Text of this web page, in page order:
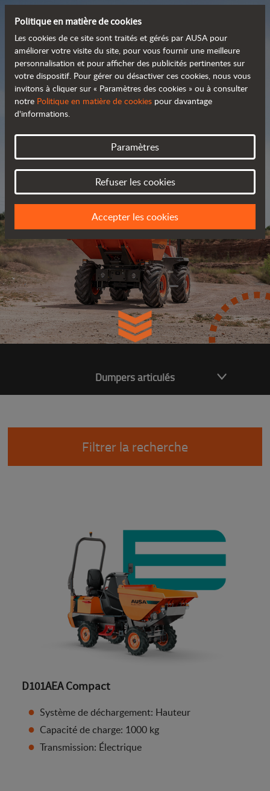
Découvrez notre large
gamme de produits
Catalogue
Dumpers articulés
Filtrer la recherche
D101AEA Compact
Système de déchargement: Hauteur
Capacité de charge: 1000 kg
Transmission: Électrique
Politique en matière de cookies
Les cookies de ce site sont traités et gérés par AUSA pour
améliorer votre visite du site, pour vous fournir une meilleure
personnalisation et pour afficher des publicités pertinentes sur
votre dispositif. Pour gérer ou désactiver ces cookies, nous vous
invitons à cliquer sur « Paramètres des cookies » ou à consulter
notre Politique en matière de cookies pour davantage
d'informations.
Paramètres
Refuser les cookies
Accepter les cookies